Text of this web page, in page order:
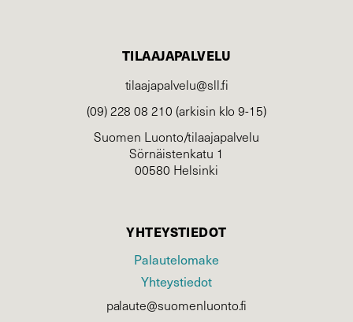
TILAAJAPALVELU
tilaajapalvelu@sll.fi
(09) 228 08 210 (arkisin klo 9-15)
Suomen Luonto/tilaajapalvelu
Sörnäistenkatu 1
00580 Helsinki
YHTEYSTIEDOT
Palautelomake
Yhteystiedot
palaute@suomenluonto.fi